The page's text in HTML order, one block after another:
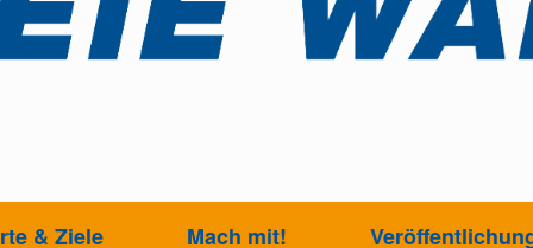
& Ziele Mach mit!